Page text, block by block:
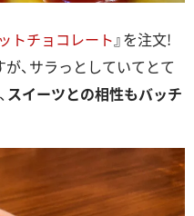
トチョコレート』を注文!
、サラっとしていてとて
スイーツとの相性もバッチ